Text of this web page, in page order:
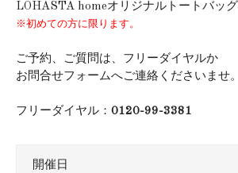
LOHASTA homeオリジナルトートバッグ
※初めての方に限ります。
ご予約、ご質問は、フリーダイヤルか
お問合せフォームへご連絡くださいませ。
フリーダイヤル： 0120-99-3381
開催日